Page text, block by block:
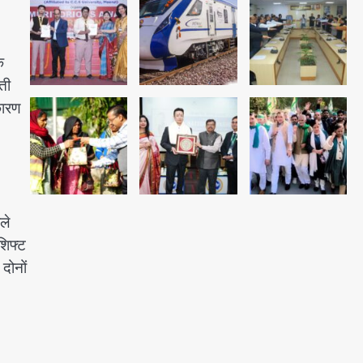
4
अब पहला स्थान हासिल करना लक्ष्य:
डीएम
Team JHJ
5
28 साल बाद कानून के शिकंजे में आया
हत्या का फरार आरोपी
Team JHJ